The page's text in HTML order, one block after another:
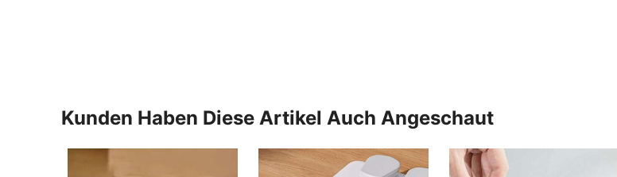
Kunden Haben Diese Artikel Auch Angeschaut